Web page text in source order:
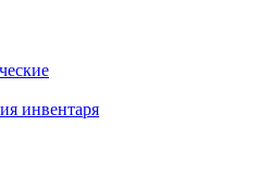
инвентаря